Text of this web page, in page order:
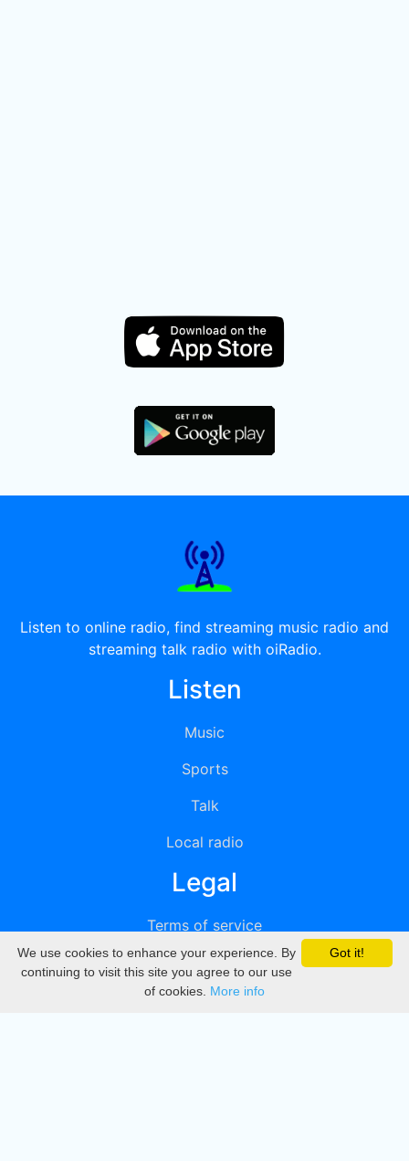
Listen to online radio, find streaming music radio and
streaming talk radio with oiRadio.
Listen
Music
Sports
Talk
Local radio
Legal
Terms of service
Privacy
DMCA
Got it!
We use cookies to enhance your experience. By
continuing to visit this site you agree to our use
of cookies. More info